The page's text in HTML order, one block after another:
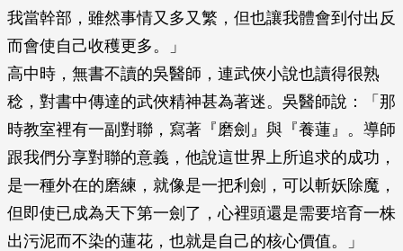
我當幹部，雖然事情又多又繁，但也讓我體會到付出反
而會使自己收穫更多。」
高中時，無書不讀的吳醫師，連武俠小說也讀得很熟
稔，對書中傳達的武俠精神甚為著迷。吳醫師說：「那
時教室裡有一副對聯，寫著『磨劍』與『養蓮』。導師
跟我們分享對聯的意義，他說這世界上所追求的成功，
是一種外在的磨練，就像是一把利劍，可以斬妖除魔，
但即使已成為天下第一劍了，心裡頭還是需要培育一株
出污泥而不染的蓮花，也就是自己的核心價值。」